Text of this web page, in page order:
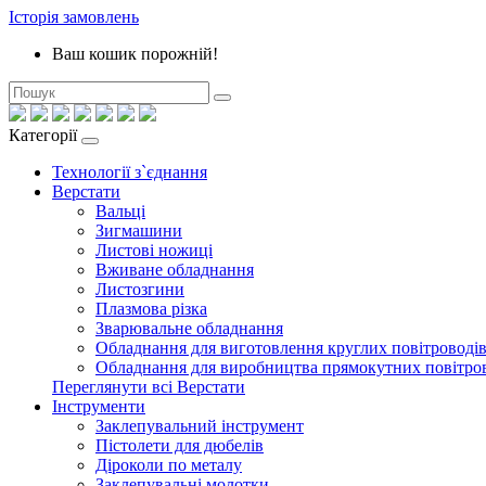
Історія замовлень
Ваш кошик порожній!
Категорії
Технології з`єднання
Верстати
Вальці
Зигмашини
Листові ножиці
Вживане обладнання
Листозгини
Плазмова різка
Зварювальне обладнання
Обладнання для виготовлення круглих повітроводів
Обладнання для виробництва прямокутних
Переглянути всі Верстати
Інструменти
Заклепувальний інструмент
Пістолети для дюбелів
Діроколи по металу